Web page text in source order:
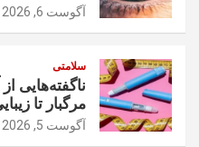
آگوست 6, 2026
سلامتی
ناگفته‌هایی
مرگبار تا
آگوست 5, 2026